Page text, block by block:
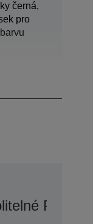
černá,
pro